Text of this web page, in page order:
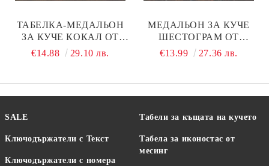
ТАБЕЛКА-МЕДАЛЬОН
ЗА КУЧЕ КОКАЛ ОТ
СТОМАНА МОДЕЛ М37
€14.88 29.10 лв.
МЕДАЛЬОН ЗА КУЧЕ
ШЕСТОГРАМ ОТ
НЕРЪЖДАЕМА
€13.99 27.36 лв.
SALE
Ключодържатели с Текст
Ключодържатели с номера
Табели за къщата на кучето
Табела за иконостас от
месинг